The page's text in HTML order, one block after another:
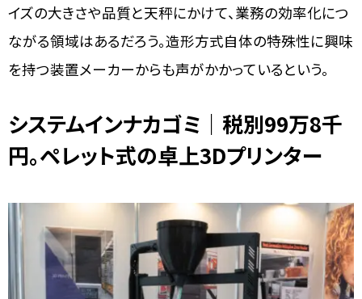
イズの大きさや品質と天秤にかけて、業務の効率化につ
ながる領域はあるだろう。造形方式自体の特殊性に興味
を持つ装置メーカーからも声がかかっているという。
システムインナカゴミ｜税別99万8千
円。ペレット式の卓上3Dプリンター